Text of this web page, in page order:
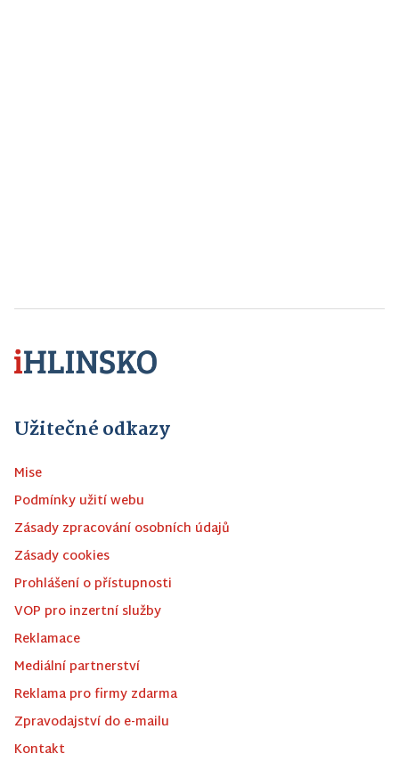
Užitečné odkazy
Mise
Podmínky užití webu
Zásady zpracování osobních údajů
Zásady cookies
Prohlášení o přístupnosti
VOP pro inzertní služby
Reklamace
Mediální partnerství
Reklama pro firmy zdarma
Zpravodajství do e-mailu
Kontakt